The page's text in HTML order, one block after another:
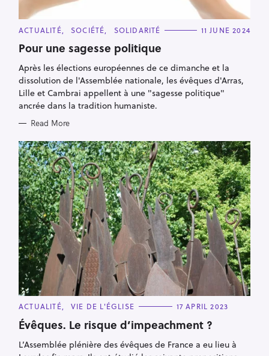
C
T
E
O
R
I
E
S
ACTUALITÉ SOCIÉTÉ SOLIDARITÉ 11 JUNE 2024
Pour une sagesse politique
Après les élections européennes de ce dimanche et la
dissolution de l'Assemblée nationale, les évêques d'Arras,
Lille et Cambrai appellent à une "sagesse politique"
ancrée dans la tradition humaniste.
Read More
C
T
E
O
R
ACTUALITÉ VIE DE L'ÉGLISE 17 APRIL 2023
Évêques. Le risque d’impeachment ?
L’Assemblée plénière des évêques de France a eu lieu à